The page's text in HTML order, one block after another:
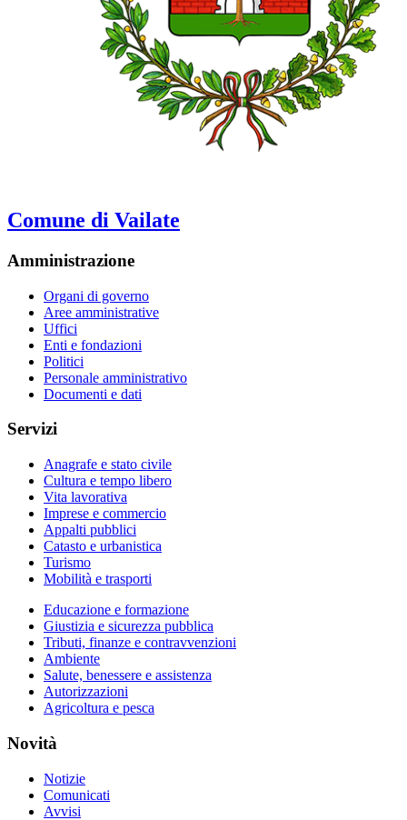
Comune di Vailate
Amministrazione
Organi di governo
Aree amministrative
Uffici
Enti e fondazioni
Politici
Personale amministrativo
Documenti e dati
Servizi
Anagrafe e stato civile
Cultura e tempo libero
Vita lavorativa
Imprese e commercio
Appalti pubblici
Catasto e urbanistica
Turismo
Mobilità e trasporti
Educazione e formazione
Giustizia e sicurezza pubblica
Tributi, finanze e contravvenzioni
Ambiente
Salute, benessere e assistenza
Autorizzazioni
Agricoltura e pesca
Novità
Notizie
Comunicati
Avvisi